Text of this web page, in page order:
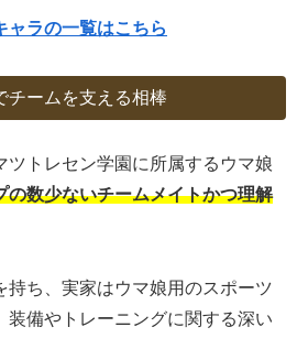
ャラの一覧はこちら
チームを支える相棒
ツトレセン学園に所属するウマ娘
の数少ないチームメイトかつ理解
持ち、実家はウマ娘用のスポーツ
装備やトレーニングに関する深い